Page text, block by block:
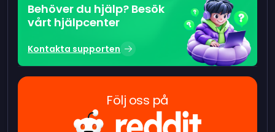
Behöver du hjälp? Besök
vårt hjälpcenter
Kontakta supporten
Följ oss på